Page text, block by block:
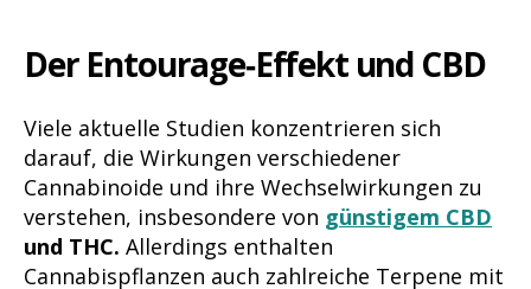
Der Entourage‑Effekt und CBD
Viele aktuelle Studien konzentrieren sich
darauf, die Wirkungen verschiedener
Cannabinoide und ihre Wechselwirkungen zu
verstehen, insbesondere von günstigem CBD
und THC. Allerdings enthalten
Cannabispflanzen auch zahlreiche Terpene mit